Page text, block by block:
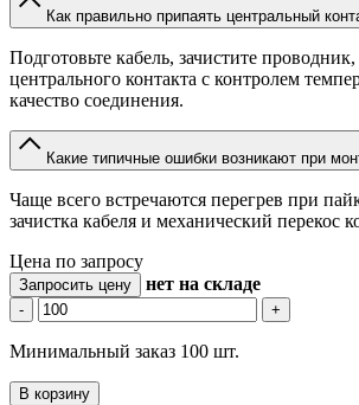
Как правильно припаять центральный
Подготовьте кабель, зачистите
центрального контакта с контролем
качество соединения.
Какие типичные ошибки возникают при
Чаще всего встречаются перегрев при
зачистка кабеля и механический перекос
Цена по запросу
Запросить цену нет на складе
- +
Минимальный заказ 100 шт.
В корзину